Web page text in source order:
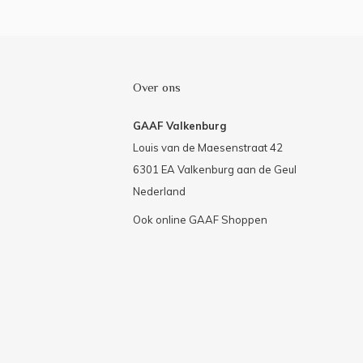
Over ons
GAAF Valkenburg
Louis van de Maesenstraat 42
6301 EA Valkenburg aan de Geul
Nederland
Ook online GAAF Shoppen